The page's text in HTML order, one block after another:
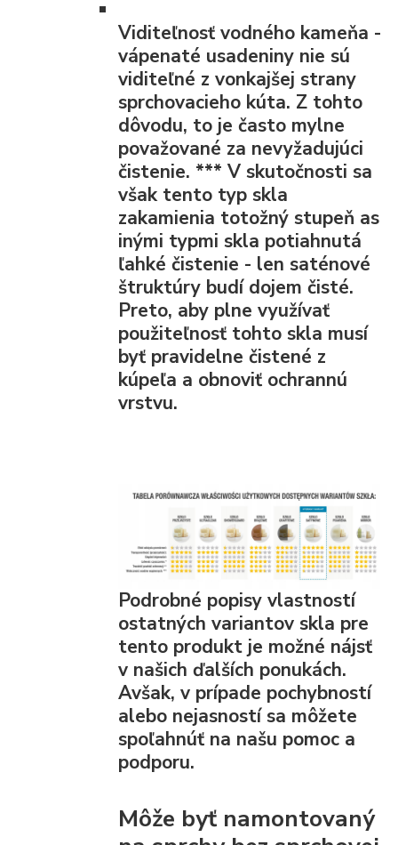
Viditeľnosť vodného kameňa -
vápenaté usadeniny nie sú
viditeľné z vonkajšej strany
sprchovacieho kúta. Z tohto
dôvodu, to je často mylne
považované za nevyžadujúci
čistenie. ***V skutočnosti sa
však tento typ skla
zakamienia totožný stupeň as
inými typmi skla potiahnutá
ľahké čistenie - len saténové
štruktúry budí dojem čisté.
Preto, aby plne využívať
použiteľnosť tohto skla musí
byť pravidelne čistené z
kúpeľa a obnoviť ochrannú
vrstvu.
Podrobné popisy vlastností
ostatných variantov skla pre
tento produkt je možné nájsť
v našich ďalších ponukách.
Avšak, v prípade pochybností
alebo nejasností sa môžete
spoľahnúť na našu pomoc a
podporu.
Môže byť namontovaný